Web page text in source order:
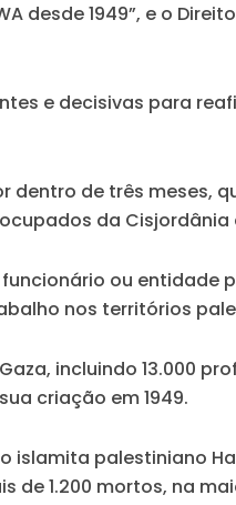
desde 1949”, e o
e decisivas para
de três meses,
da Cisjordânia
ou entidade
nos territórios
incluindo 13.000
criação em 1949.
palestiniano
1.200 mortos, na